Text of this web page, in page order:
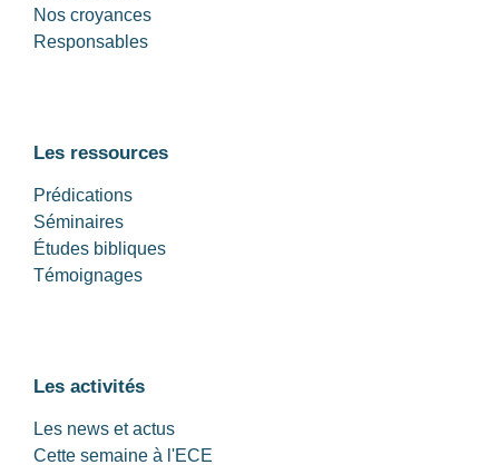
Nos croyances
Responsables
Les ressources
Prédications
Séminaires
Études bibliques
Témoignages
Les activités
Les news et actus
Cette semaine à l'ECE